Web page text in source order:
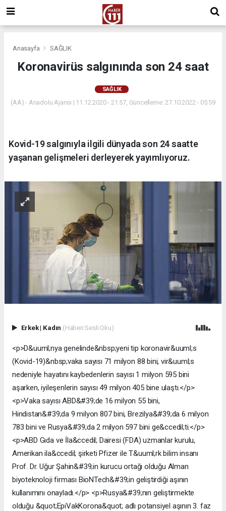
Anasayfa SAĞLIK
Koronavirüs salgınında son 24 saat
SAĞLIK
(AA) - Anadolu Ajansı | 11.12.2020 - 21:57, Güncelleme: 27.10.2022 - 05:59
Kovid-19 salgınıyla ilgili dünyada son 24 saatte
yaşanan gelişmeleri derleyerek yayımlıyoruz.
Erkek| Kadın (Haberi Sesli Oku)
<p>D&uuml;nya genelinde&nbsp;yeni tip koronavir&uuml;s
(Kovid-19)&nbsp;vaka sayısı 71 milyon 88 bini, vir&uuml;s
nedeniyle hayatını kaybedenlerin sayısı 1 milyon 595 bini
aşarken, iyileşenlerin sayısı 49 milyon 405 bine ulaştı.</p>
<p>Vaka sayısı ABD&#39;de 16 milyon 55 bini,
Hindistan&#39;da 9 milyon 807 bini, Brezilya&#39;da 6 milyon
783 bini ve Rusya&#39;da 2 milyon 597 bini ge&ccedil;ti.</p>
<p>ABD Gıda ve İla&ccedil; Dairesi (FDA) uzmanlar kurulu,
Amerikan ila&ccedil; şirketi Pfizer ile T&uuml;rk bilim insanı
Prof. Dr. Uğur Şahin&#39;in kurucu ortağı olduğu Alman
biyoteknoloji firması BioNTech&#39;in geliştirdiği aşının
kullanımını onayladı.</p> <p>Rusya&#39;nın geliştirmekte
olduğu &quot;EpiVakKorona&quot; adlı potansiyel aşının 3. faz